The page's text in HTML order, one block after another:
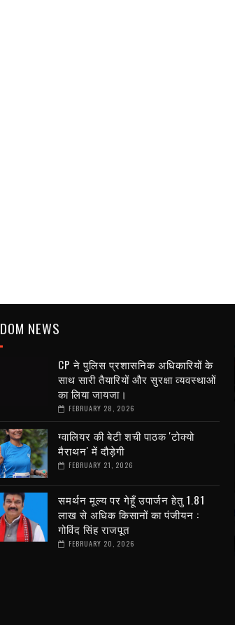
NEWS
CP ने पुलिस प्रशासनिक अधिकारियों के
साथ सारी तैयारियों और सुरक्षा व्यवस्थाओं
का लिया जायजा।
FEBRUARY 28, 2026
ग्वालियर की बेटी शची पाठक 'टोक्यो
मैराथन' में दौड़ेगी
FEBRUARY 21, 2026
समर्थन मूल्य पर गेहूँ उपार्जन हेतु 1.81
लाख से अधिक किसानों का पंजीयन :
गोविंद सिंह राजपूत
FEBRUARY 20, 2026